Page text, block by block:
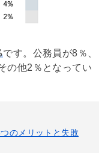
です。公務員が8％、
の他2％となってい
のメリットと失敗